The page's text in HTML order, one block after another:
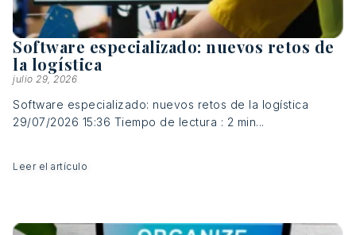
Software especializado: nuevos retos de
la logística
julio 29, 2026
Software especializado: nuevos retos de la logística
29/07/2026 15:36 Tiempo de lectura : 2 min...
Leer el artículo